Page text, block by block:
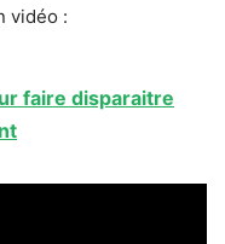
vidéo :
faire disparaitre